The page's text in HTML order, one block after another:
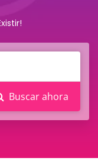
Buscar ahora